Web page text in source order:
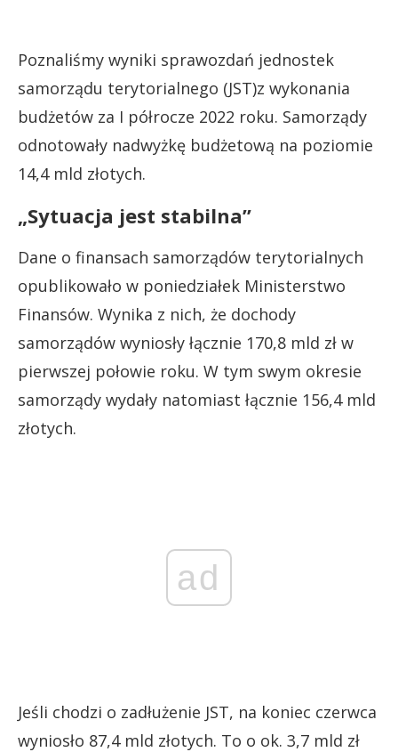
Poznaliśmy wyniki sprawozdań jednostek
samorządu terytorialnego (JST)z wykonania
budżetów za I półrocze 2022 roku. Samorządy
odnotowały nadwyżkę budżetową na poziomie
14,4 mld złotych.
„Sytuacja jest stabilna”
Dane o finansach samorządów terytorialnych
opublikowało w poniedziałek Ministerstwo
Finansów. Wynika z nich, że dochody
samorządów wyniosły łącznie 170,8 mld zł w
pierwszej połowie roku. W tym swym okresie
samorządy wydały natomiast łącznie 156,4 mld
złotych.
ad
Jeśli chodzi o zadłużenie JST, na koniec czerwca
wyniosło 87,4 mld złotych. To o ok. 3,7 mld zł